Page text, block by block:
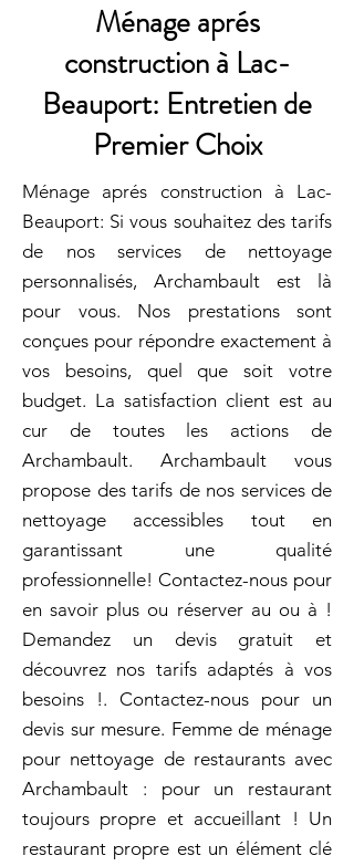
Ménage aprés
construction à Lac-
Beauport: Entretien de
Premier Choix
Ménage aprés construction à Lac-
Beauport: Si vous souhaitez des tarifs
de nos services de nettoyage
personnalisés, Archambault est là
pour vous. Nos prestations sont
conçues pour répondre exactement à
vos besoins, quel que soit votre
budget. La satisfaction client est au
cur de toutes les actions de
Archambault. Archambault vous
propose des tarifs de nos services de
nettoyage accessibles tout en
garantissant une qualité
professionnelle! Contactez-nous pour
en savoir plus ou réserver au ou à !
Demandez un devis gratuit et
découvrez nos tarifs adaptés à vos
besoins !. Contactez-nous pour un
devis sur mesure. Femme de ménage
pour nettoyage de restaurants avec
Archambault : pour un restaurant
toujours propre et accueillant ! Un
restaurant propre est un élément clé